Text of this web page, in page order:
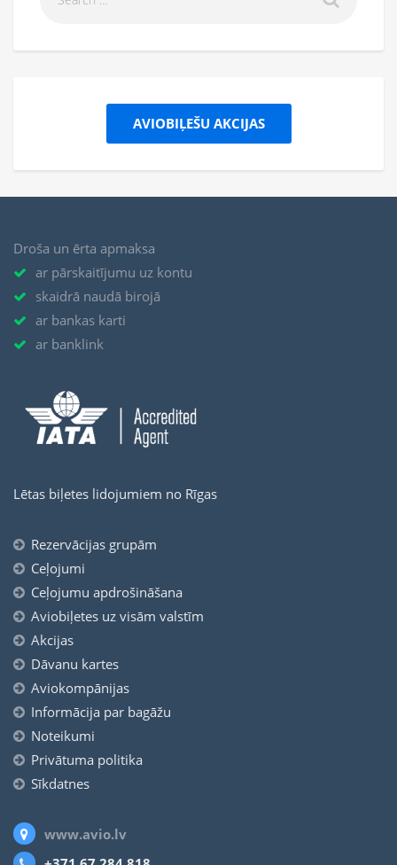
AVIOBIĻEŠU AKCIJAS
Droša un ērta apmaksa
ar pārskaitījumu uz kontu
skaidrā naudā birojā
ar bankas karti
ar banklink
Lētas biļetes lidojumiem no Rīgas
Rezervācijas grupām
Ceļojumi
Ceļojumu apdrošināšana
Aviobiļetes uz visām valstīm
Akcijas
Dāvanu kartes
Aviokompānijas
Informācija par bagāžu
Noteikumi
Privātuma politika
Sīkdatnes
www.avio.lv